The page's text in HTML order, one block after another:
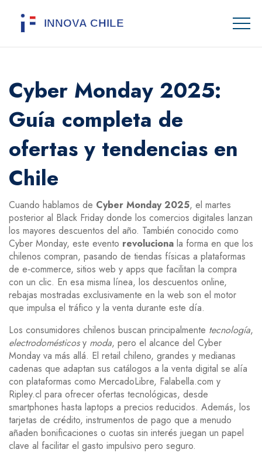
Cyber Monday 2025:
Guía completa de
ofertas y tendencias en
Chile
Cuando hablamos de Cyber Monday 2025, el martes
posterior al Black Friday donde los comercios digitales lanzan
los mayores descuentos del año. También conocido como
Cyber Monday, este evento revoluciona la forma en que los
chilenos compran, pasando de tiendas físicas a plataformas
de e‑commerce, sitios web y apps que facilitan la compra
con un clic. En esa misma línea, los descuentos online,
rebajas mostradas exclusivamente en la web son el motor
que impulsa el tráfico y la venta durante este día.
Los consumidores chilenos buscan principalmente tecnología,
electrodomésticosy moda, pero el alcance del Cyber
Monday va más allá. El retail chileno, grandes y medianas
cadenas que adaptan sus catálogos a la venta digital se alía
con plataformas como MercadoLibre, Falabella.com y
Ripley.cl para ofrecer ofertas tecnológicas, desde
smartphones hasta laptops a precios reducidos. Además, los
tarjetas de crédito, instrumentos de pago que a menudo
añaden bonificaciones o cuotas sin interés juegan un papel
clave al facilitar el gasto impulsivo pero seguro.